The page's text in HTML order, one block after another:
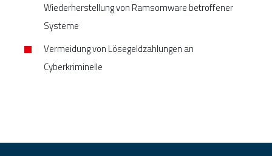
Wiederherstellung von Ramsomware betroffener
Systeme
Vermeidung von Lösegeldzahlungen an
Cyberkriminelle